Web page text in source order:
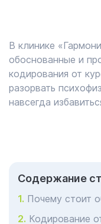
В клинике
обоснованные и
кодирования от
разорвать
навсегда
Cодержание
Почему стоит
Кодирование